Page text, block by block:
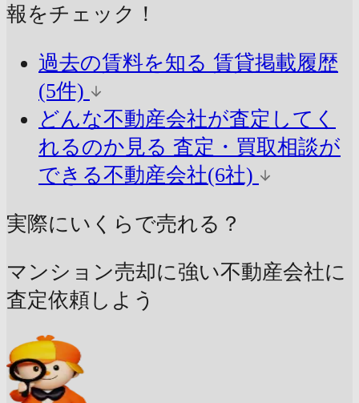
報をチェック！
過去の賃料を知る 賃貸掲載履歴
(5件)
どんな不動産会社が査定してく
れるのか見る 査定・買取相談が
できる不動産会社(6社)
実際にいくらで売れる？
マンション売却に強い不動産会社に
査定依頼しよう